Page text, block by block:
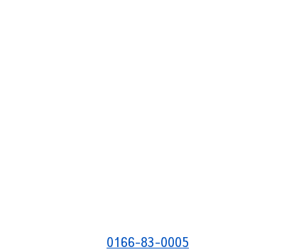
0166-83-0005